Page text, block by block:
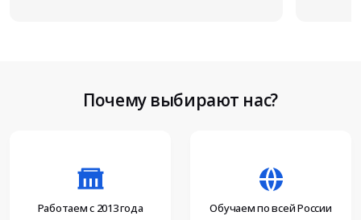
Почему выбирают нас?
Работаем с 2013 года Обучаем по всей России